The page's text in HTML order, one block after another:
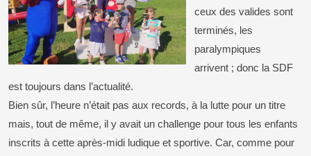
ceux des valides sont
terminés, les
paralympiques
arrivent ; donc la SDF
est toujours dans l’actualité.
Bien sûr, l’heure n’était pas aux records, à la lutte pour un titre
mais, tout de même, il y avait un challenge pour tous les enfants
inscrits à cette après-midi ludique et sportive. Car, comme pour